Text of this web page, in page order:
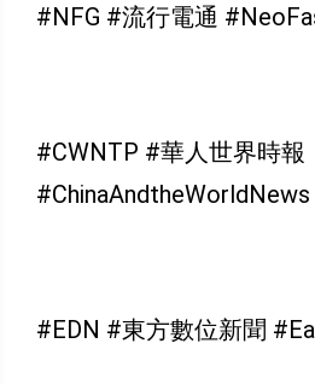
#NFG #流行電通
#CWNTP #華人世界時報
#EDN #東方數位新聞